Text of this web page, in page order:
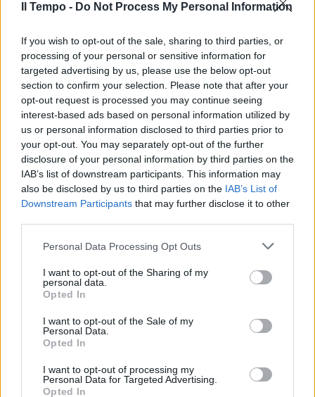
Il Tempo - Do Not Process My Personal Information
If you wish to opt-out of the sale, sharing to third parties, or
processing of your personal or sensitive information for
targeted advertising by us, please use the below opt-out
section to confirm your selection. Please note that after your
opt-out request is processed you may continue seeing
interest-based ads based on personal information utilized by
us or personal information disclosed to third parties prior to
your opt-out. You may separately opt-out of the further
disclosure of your personal information by third parties on the
IAB’s list of downstream participants. This information may
also be disclosed by us to third parties on the IAB’s List of
Downstream Participants that may further disclose it to other
Personal Data Processing Opt Outs
I want to opt-out of the Sharing of my
personal data.
Opted In
I want to opt-out of the Sale of my
Personal Data.
Opted In
I want to opt-out of processing my
Personal Data for Targeted Advertising.
Opted In